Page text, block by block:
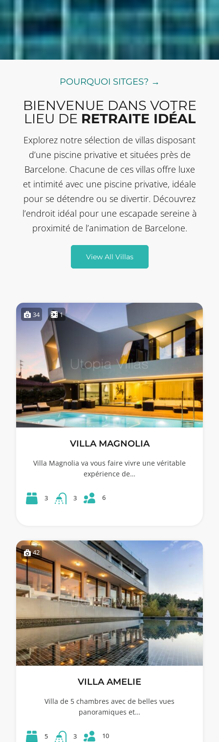
POURQUOI SITGES? →
BIENVENUE DANS VOTRE
LIEU DE RETRAITE IDÉAL
Explorez notre sélection de villas disposant
d’une piscine privative et situées près de
Barcelone. Chacune de ces villas offre luxe
et intimité avec une piscine privative, idéale
pour se détendre ou se divertir. Découvrez
l’endroit idéal pour une escapade sereine à
proximité de l’animation de Barcelone.
View All Villas
34 1
VILLA MAGNOLIA
Villa Magnolia va vous faire vivre une véritable
expérience de…
3 3 6
42
VILLA AMELIE
Villa de 5 chambres avec de belles vues
panoramiques et…
5 3 10